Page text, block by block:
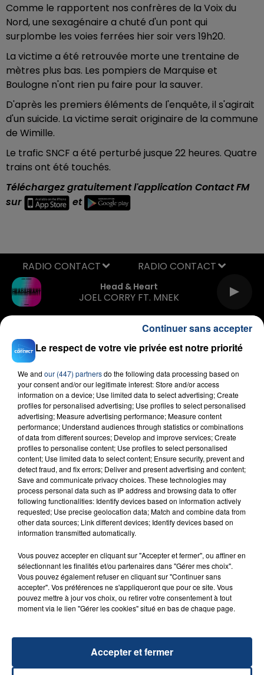
Comme le rapportent nos confrères de la Voix du
Nord, une sexagénaire a chuté d'un pont qui
surplombe les voies ferrées hier soir vers 19h20.
La victime a été retrouvée morte une trentaine de
mètres plus bas. Les pompiers de Marquise et
Boulogne n'ont rien pu faire pour la sauver.
D'après les premiers éléments de l'enquête, il s'agirait
d'un suicide. La victime serait originaire de la commune
de Wimille.
Le trafic SNCF a été perturbé jusque 22 heures. Quatre
trains ont été touchés.
Téléchargez gratuitement l'application Contact FM
sur
et
Head & Heart
JOEL CORRY FT. MNEK
RADIO CONTACT
FIL D'ACTU
23 juillet 2026
INCENDIE MORTEL À LENS : UNE FEMME ET
Un homme s'est immolé par le feu après avoir
aspergé sa compagne et leur bébé de trois mois
d'un liquide inflammable.
20 juillet 2026
Le respect de votre vie privée est notre priorité
We and our (447) partnersdo the following data processing based on
your consent and/or our legitimate interest: Store and/or access
information on a device; Use limited data to select advertising; Create
profiles for personalised advertising; Use profiles to select personalised
advertising; Measure advertising performance; Measure content
performance; Understand audiences through statistics or combinations
of data from different sources; Develop and improve services; Create
profiles to personalise content; Use profiles to select personalised
content; Use limited data to select content; Ensure security, prevent and
detect fraud, and fix errors; Deliver and present advertising and content;
Save and communicate privacy choices. These technologies may
process personal data such as IP address and browsing data to offer
following functionalities: Identify devices based on information actively
requested; Use precise geolocation data; Match and combine data from
other data sources; Link different devices; Identify devices based on
information transmitted automatically.
Vous pouvez accepter en cliquant sur "Accepter et fermer", ou affiner en
sélectionnant les finalités et/ou partenaires dans "Gérer mes choix".
Vous pouvez également refuser en cliquant sur "Continuer sans
accepter". Vos préférences ne s'appliqueront que pour ce site. Vous
pouvez mettre à jour vos choix, ou retirer votre consentement à tout
moment via le lien "Gérer les cookies" situé en bas de chaque page.
Accepter et fermer
Continuer sans accepter